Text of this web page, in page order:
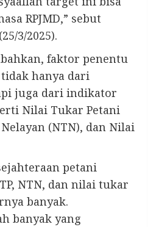
RPJMD,” sebut
3/2025).
faktor penentu
hanya dari
juga dari indikator
Nilai Tukar Petani
(NTN), dan Nilai
petani
NTN, dan nilai tukar
banyak.
banyak yang